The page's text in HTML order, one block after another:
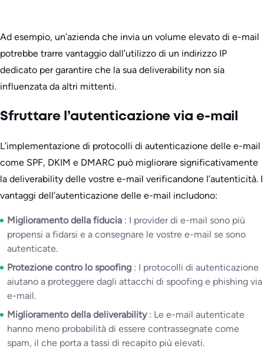
Ad esempio, un’azienda che invia un volume elevato di e-mail
potrebbe trarre vantaggio dall’utilizzo di un indirizzo IP
dedicato per garantire che la sua deliverability non sia
influenzata da altri mittenti.
Sfruttare l’autenticazione via e-mail
L’implementazione di protocolli di autenticazione delle e-mail
come SPF, DKIM e DMARC può migliorare significativamente
la deliverability delle vostre e-mail verificandone l’autenticità. I
vantaggi dell’autenticazione delle e-mail includono:
Miglioramento della fiducia : I provider di e-mail sono più
propensi a fidarsi e a consegnare le vostre e-mail se sono
autenticate.
Protezione contro lo spoofing : I protocolli di autenticazione
aiutano a proteggere dagli attacchi di spoofing e phishing via
e-mail.
Miglioramento della deliverability : Le e-mail autenticate
hanno meno probabilità di essere contrassegnate come
spam, il che porta a tassi di recapito più elevati.